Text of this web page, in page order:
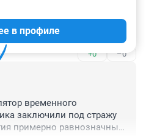
только начало.
+0 –0
в профиле
временного
заключили под стражу
примерно равнозначные